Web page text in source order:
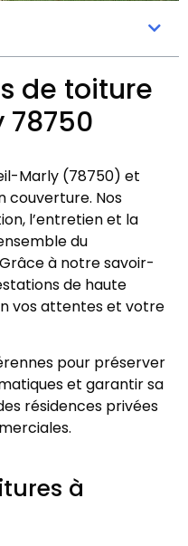
de toiture
Marly (78750) et
couverture. Nos
l’entretien et la
du
à notre savoir-
de haute
vos attentes et votre
pour préserver
et garantir sa
résidences privées
à